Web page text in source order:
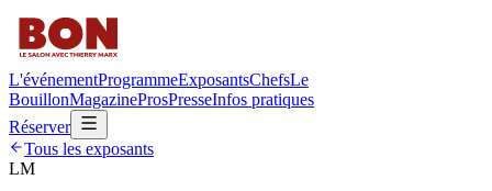
L'événementProgrammeExposantsChefsLe
BouillonMagazineProsPresseInfos pratiques
Réserver
Tous les exposants
LM